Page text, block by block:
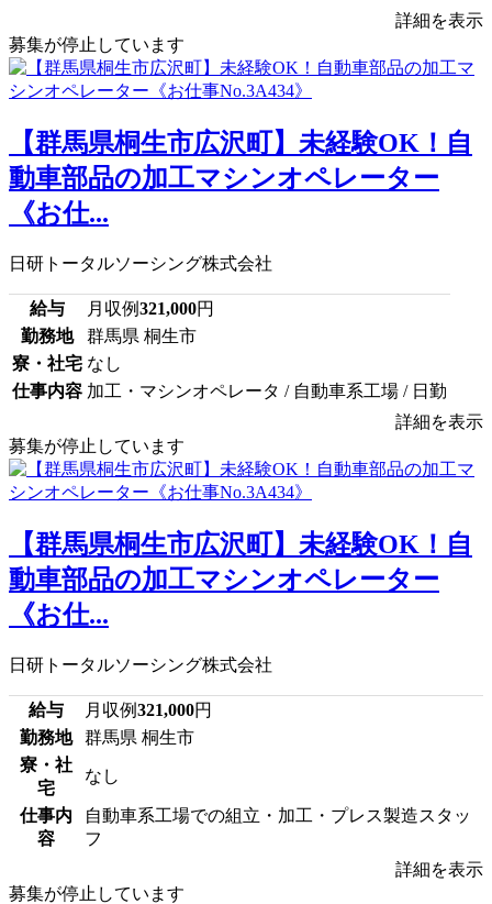
詳細を表示
募集が停止しています
【群馬県桐生市広沢町】未経験OK！自
動車部品の加工マシンオペレーター
《お仕...
日研トータルソーシング株式会社
給与 月収例321,000円
勤務地
群馬県 桐生市
寮・社宅 なし
仕事内容 加工・マシンオペレータ / 自動車系工場 / 日勤
詳細を表示
募集が停止しています
【群馬県桐生市広沢町】未経験OK！自
動車部品の加工マシンオペレーター
《お仕...
日研トータルソーシング株式会社
給与 月収例321,000円
勤務地
群馬県 桐生市
寮・社
宅
なし
仕事内
容
自動車系工場での組立・加工・プレス製造スタッ
フ
詳細を表示
募集が停止しています